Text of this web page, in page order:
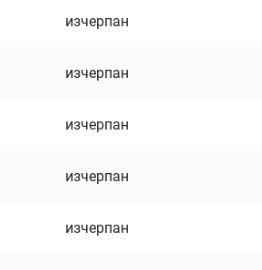
изчерпан
изчерпан
изчерпан
изчерпан
изчерпан